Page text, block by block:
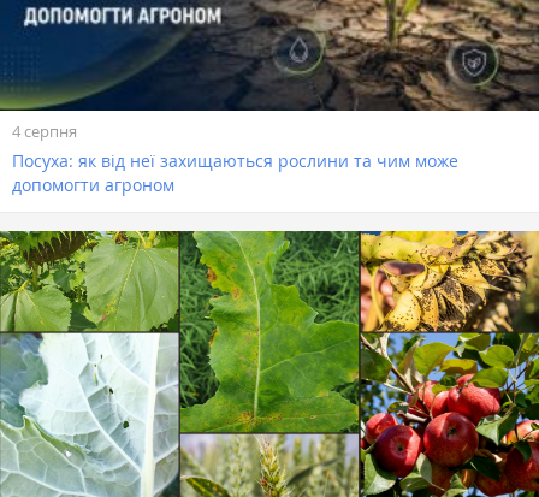
4 серпня
Посуха: як від неї захищаються рослини та чим може
допомогти агроном